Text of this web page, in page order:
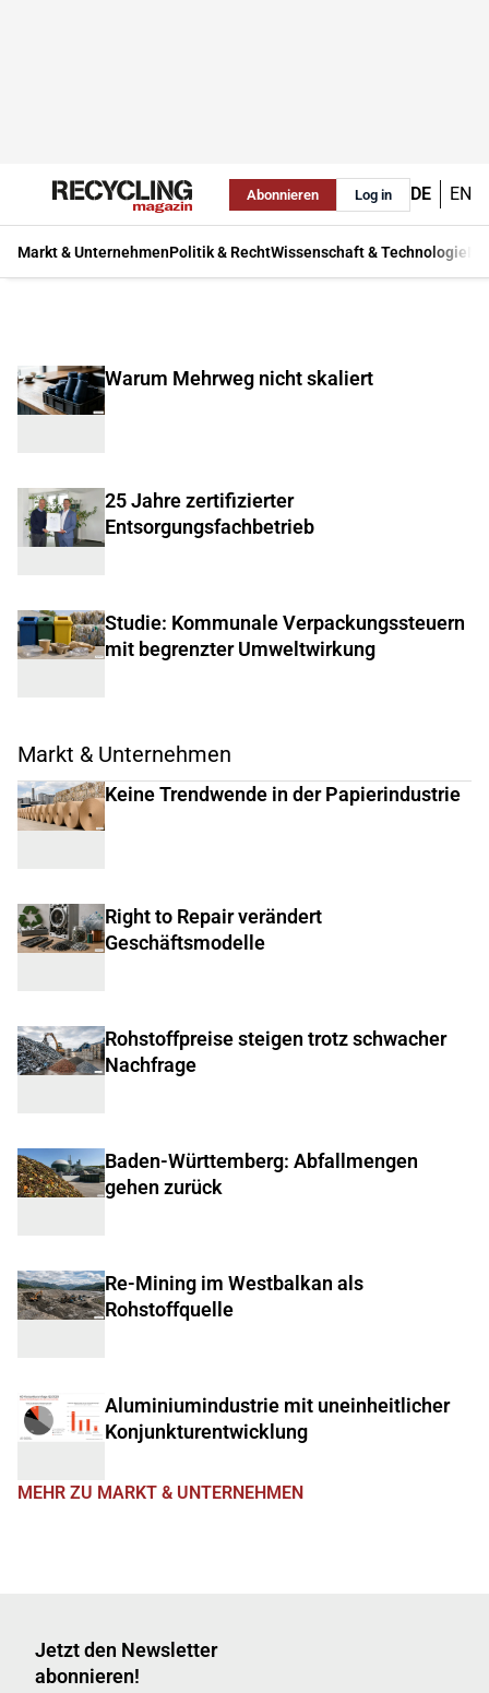
Abonnieren Log in DE EN
Markt & UnternehmenPolitik & RechtWissenschaft & Technologie
Warum Mehrweg nicht skaliert
25 Jahre zertifizierter
Entsorgungsfachbetrieb
Studie: Kommunale Verpackungssteuern
mit begrenzter Umweltwirkung
Markt & Unternehmen
Keine Trendwende in der Papierindustrie
Right to Repair verändert
Geschäftsmodelle
Rohstoffpreise steigen trotz schwacher
Nachfrage
Baden-Württemberg: Abfallmengen
gehen zurück
Re-Mining im Westbalkan als
Rohstoffquelle
Aluminiumindustrie mit uneinheitlicher
Konjunkturentwicklung
MEHR ZU MARKT & UNTERNEHMEN
Jetzt den Newsletter
abonnieren!